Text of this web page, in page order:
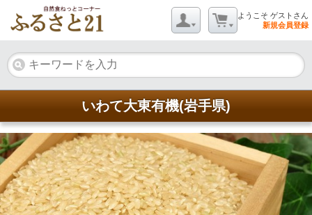
ようこそ ゲストさん
新規会員登録
いわて大東有機(岩手県)